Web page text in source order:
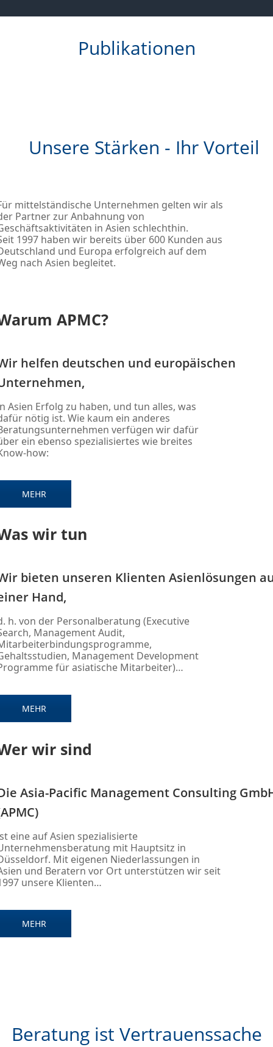
Publikationen
Unsere Stärken - Ihr Vorteil
mittelständische Unternehmen gelten wir als
Partner zur Anbahnung von
in Asien schlechthin.
1997 haben wir bereits über 600 Kunden aus
und Europa erfolgreich auf dem
nach Asien begleitet.
APMC?
helfen deutschen und europäischen
Asien Erfolg zu haben, und tun alles, was
nötig ist. Wie kaum ein anderes
verfügen wir dafür
ein ebenso spezialisiertes wie breites
how:
MEHR
wir tun
bieten unseren Klienten Asienlösungen
Hand,
h. von der Personalberatung (Executive
Management Audit,
Management Development
für asiatische Mitarbeiter)…
MEHR
wir sind
Asia-Pacific Management Consulting
eine auf Asien spezialisierte
mit Hauptsitz in
Mit eigenen Niederlassungen in
und Beratern vor Ort unterstützen wir seit
unsere Klienten…
MEHR
Beratung ist Vertrauenssache